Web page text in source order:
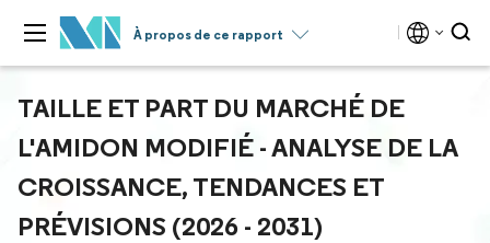
À propos de ce rapport
TAILLE ET PART DU MARCHÉ DE
L'AMIDON MODIFIÉ - ANALYSE DE LA
CROISSANCE, TENDANCES ET
PRÉVISIONS (2026 - 2031)